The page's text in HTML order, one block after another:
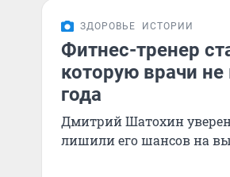
ЗДОРОВЬЕ ИСТОРИИ
Фитнес-тренер
которую врачи
года
Дмитрий Шатохин
лишили его шансов на